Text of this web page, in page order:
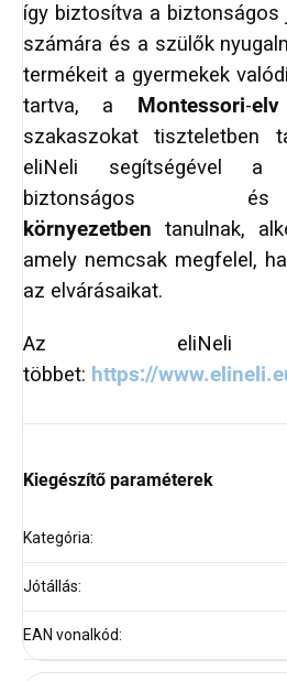
így biztosítva a biztonságos
számára és a szülők
termékeit a gyermekek
tartva, a Montessori-elv
szakaszokat tiszteletben
eliNeli segítségével a
környezetben tanulnak,
amely nemcsak megfelel,
az elvárásaikat.
Az eliNeli
többet: https://
Kiegészítő paraméterek
Kategória:
Jótállás:
EAN vonalkód: